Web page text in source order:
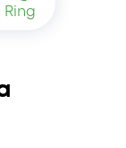
Ring